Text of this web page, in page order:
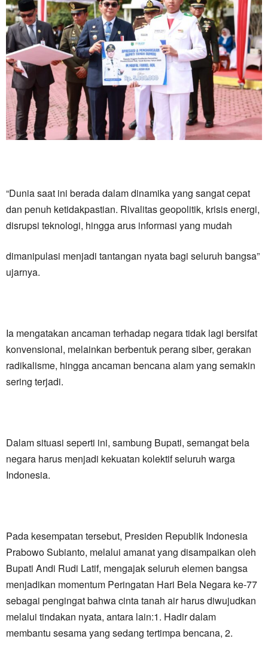
“Dunia saat ini berada dalam dinamika yang sangat cepat
dan penuh ketidakpastian. Rivalitas geopolitik, krisis energi,
disrupsi teknologi, hingga arus informasi yang mudah
dimanipulasi menjadi tantangan nyata bagi seluruh bangsa”
ujarnya.
Ia mengatakan ancaman terhadap negara tidak lagi bersifat
konvensional, melainkan berbentuk perang siber, gerakan
radikalisme, hingga ancaman bencana alam yang semakin
sering terjadi.
Dalam situasi seperti ini, sambung Bupati, semangat bela
negara harus menjadi kekuatan kolektif seluruh warga
Indonesia.
Pada kesempatan tersebut, Presiden Republik Indonesia
Prabowo Subianto, melalui amanat yang disampaikan oleh
Bupati Andi Rudi Latif, mengajak seluruh elemen bangsa
menjadikan momentum Peringatan Hari Bela Negara ke-77
sebagai pengingat bahwa cinta tanah air harus diwujudkan
melalui tindakan nyata, antara lain:1. Hadir dalam
membantu sesama yang sedang tertimpa bencana, 2.